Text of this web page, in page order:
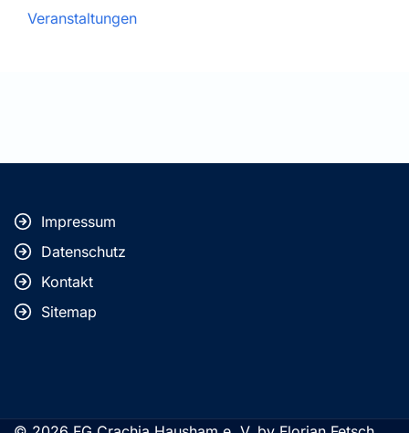
Veranstaltungen
Impressum
Datenschutz
Kontakt
Sitemap